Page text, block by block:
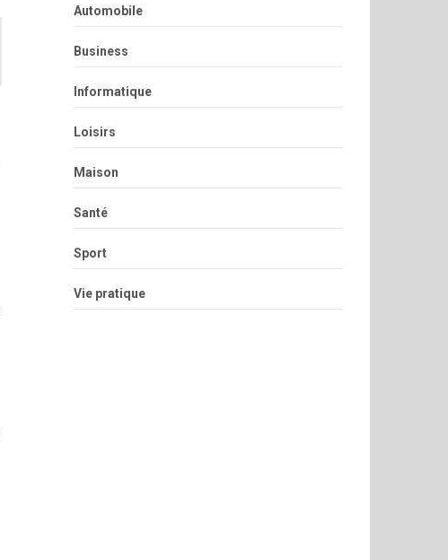
Automobile
Business
Informatique
Loisirs
Maison
Santé
Sport
Vie pratique